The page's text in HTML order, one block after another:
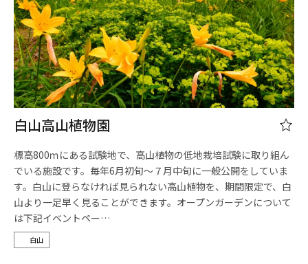
白山高山植物園
標高800ｍにある試験地で、高山植物の低地栽培試験に取り組ん
でいる施設です。毎年6月初旬～７月中旬に一般公開をしていま
す。白山に登らなければ見られない高山植物を、期間限定で、白
山より一足早く見ることができます。オープンガーデンについて
は下記イベントペー…
白山